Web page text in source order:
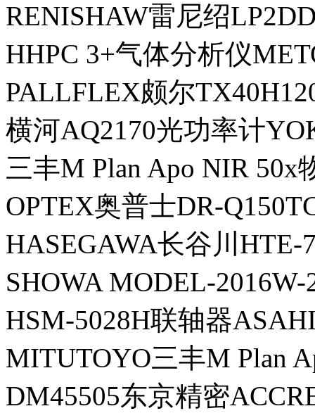
RENISHAW雷尼绍
HHPC 3+气体分析仪
PALLFLEX颇尔
横河AQ2170光功率计
三丰M Plan Apo NIR
OPTEX奥普士DR-
HASEGAWA长谷川HTE-
SHOWA MODEL-
HSM-5028H联轴器
MITUTOYO三丰M Plan
DM45505东京精密